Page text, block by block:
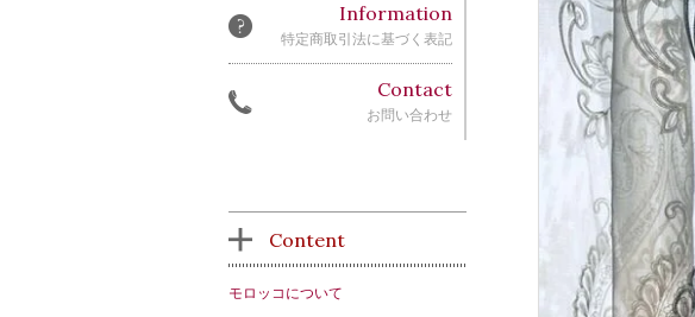
Information
特定商取引法に基づく表記
Contact
お問い合わせ
Content
モロッコについて